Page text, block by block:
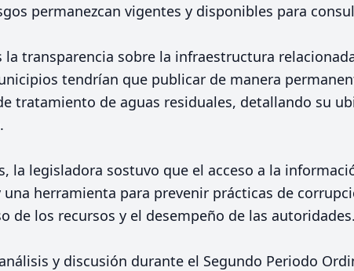
permanezcan vigentes y disponibles para
transparencia sobre la infraestructura
tendrían que publicar de manera
tratamiento de aguas residuales, detallando su
la legisladora sostuvo que el acceso a la
herramienta para prevenir prácticas de
de los recursos y el desempeño de las autoridades.
y discusión durante el Segundo Periodo